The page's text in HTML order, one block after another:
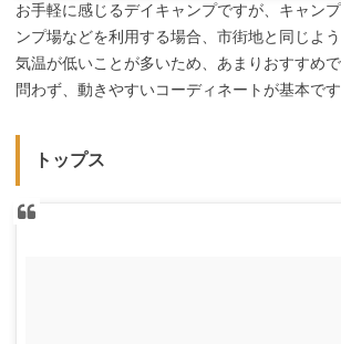
お手軽に感じるデイキャンプですが、キャン
ンプ場などを利用する場合、市街地と同じよ
気温が低いことが多いため、あまりおすすめ
問わず、動きやすいコーディネートが基本です
トップス